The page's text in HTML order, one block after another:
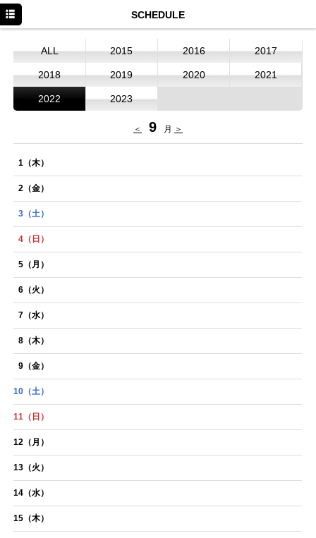
SCHEDULE
ALL 2015 2016 2017
2018 2019 2020 2021
2022 2023
＜ 9 月 ＞
1 （木）
2 （金）
3 （土）
4 （日）
5 （月）
6 （火）
7 （水）
8 （木）
9 （金）
10 （土）
11 （日）
12 （月）
13 （火）
14 （水）
15 （木）
DISCOGRAPHY
CONTACT
Twitter
Facebook
Instagram
YouTube
TikTok